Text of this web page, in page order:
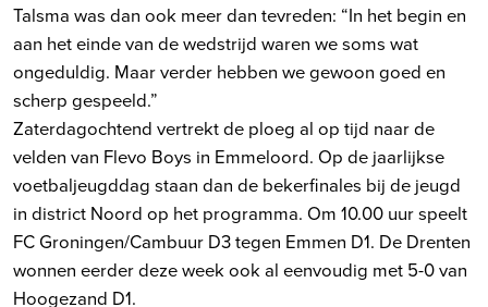
Talsma was dan ook meer dan tevreden: “In het begin en
aan het einde van de wedstrijd waren we soms wat
ongeduldig. Maar verder hebben we gewoon goed en
scherp gespeeld.”
Zaterdagochtend vertrekt de ploeg al op tijd naar de
velden van Flevo Boys in Emmeloord. Op de jaarlijkse
voetbaljeugddag staan dan de bekerfinales bij de jeugd
in district Noord op het programma. Om 10.00 uur speelt
FC Groningen/Cambuur D3 tegen Emmen D1. De Drenten
wonnen eerder deze week ook al eenvoudig met 5-0 van
Hoogezand D1.